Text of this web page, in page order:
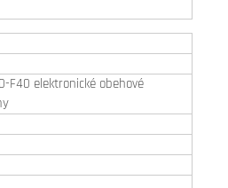
F40 elektronické obehové